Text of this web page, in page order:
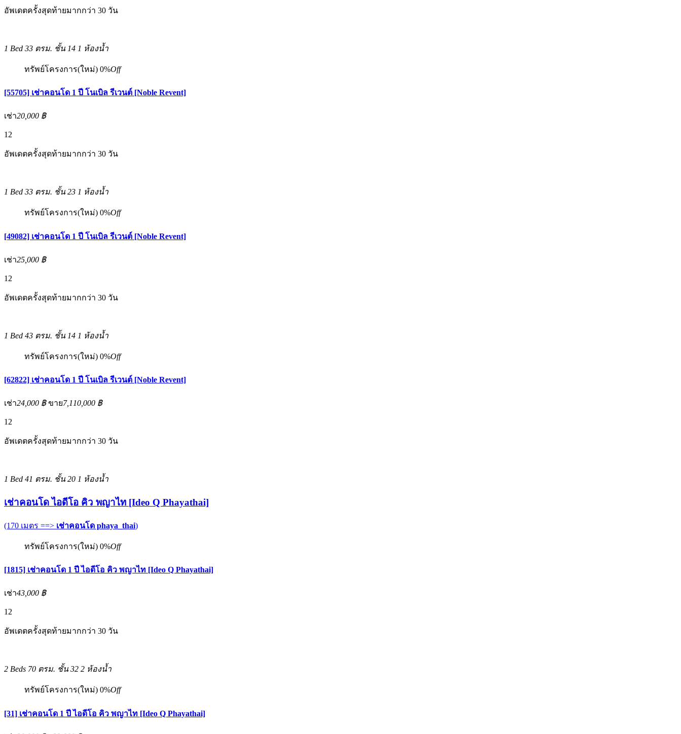
อัพเดตครั้งสุดท้ายมากกว่า 30 วัน
1 Bed 33 ตรม. ชั้น 14 1 ห้องน้ำ
ทรัพย์โครงการ(ใหม่) 0%Off
[55705] เช่าคอนโด 1 ปี โนเบิล รีเวนต์ [Noble Revent]
เช่า20,000 ฿
12
อัพเดตครั้งสุดท้ายมากกว่า 30 วัน
1 Bed 33 ตรม. ชั้น 23 1 ห้องน้ำ
ทรัพย์โครงการ(ใหม่) 0%Off
[49082] เช่าคอนโด 1 ปี โนเบิล รีเวนต์ [Noble Revent]
เช่า25,000 ฿
12
อัพเดตครั้งสุดท้ายมากกว่า 30 วัน
1 Bed 43 ตรม. ชั้น 14 1 ห้องน้ำ
ทรัพย์โครงการ(ใหม่) 0%Off
[62822] เช่าคอนโด 1 ปี โนเบิล รีเวนต์ [Noble Revent]
เช่า24,000 ฿ ขาย7,110,000 ฿
12
อัพเดตครั้งสุดท้ายมากกว่า 30 วัน
1 Bed 41 ตรม. ชั้น 20 1 ห้องน้ำ
เช่าคอนโด ไอดีโอ คิว พญาไท [Ideo Q Phayathai]
(170 เมตร ==> เช่าคอนโด phaya_thai)
ทรัพย์โครงการ(ใหม่) 0%Off
[1815] เช่าคอนโด 1 ปี ไอดีโอ คิว พญาไท [Ideo Q Phayathai]
เช่า43,000 ฿
12
อัพเดตครั้งสุดท้ายมากกว่า 30 วัน
2 Beds 70 ตรม. ชั้น 32 2 ห้องน้ำ
ทรัพย์โครงการ(ใหม่) 0%Off
[31] เช่าคอนโด 1 ปี ไอดีโอ คิว พญาไท [Ideo Q Phayathai]